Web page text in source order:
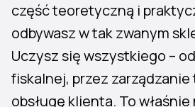
część teoretyczną i
odbywasz w tak zwanym
Uczysz się wszystkiego –
fiskalnej, przez zarządzanie
obsługę klienta. To